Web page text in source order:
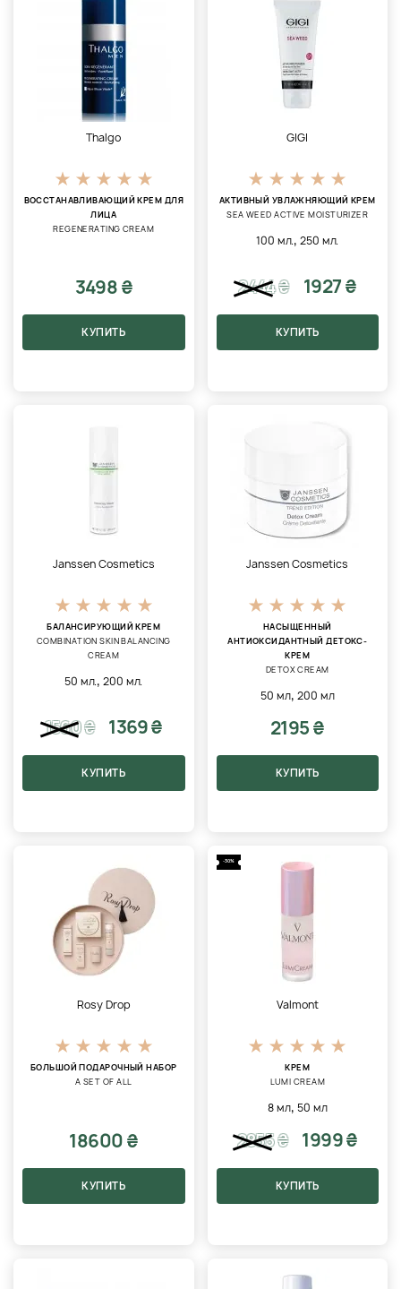
Thalgo
ВОССТАНАВЛИВАЮЩИЙ КРЕМ ДЛЯ
ЛИЦА
REGENERATING CREAM
3498 ₴
КУПИТЬ
GIGI
АКТИВНЫЙ УВЛАЖНЯЮЩИЙ КРЕМ
SEA WEED ACTIVE MOISTURIZER
100 мл.,250 мл.
2444₴ 1927 ₴
КУПИТЬ
Janssen Cosmetics
БАЛАНСИРУЮЩИЙ КРЕМ
COMBINATION SKIN BALANCING
CREAM
50 мл.,200 мл.
1560₴ 1369 ₴
КУПИТЬ
Janssen Cosmetics
НАСЫЩЕННЫЙ
АНТИОКСИДАНТНЫЙ ДЕТОКС-
КРЕМ
DETOX CREAM
50 мл, 200 мл
2195 ₴
КУПИТЬ
Rosy Drop
БОЛЬШОЙ ПОДАРОЧНЫЙ НАБОР
A SET OF ALL
18600 ₴
КУПИТЬ
-30%
Valmont
КРЕМ
LUMI CREAM
8 мл, 50 мл
2855₴ 1999 ₴
КУПИТЬ